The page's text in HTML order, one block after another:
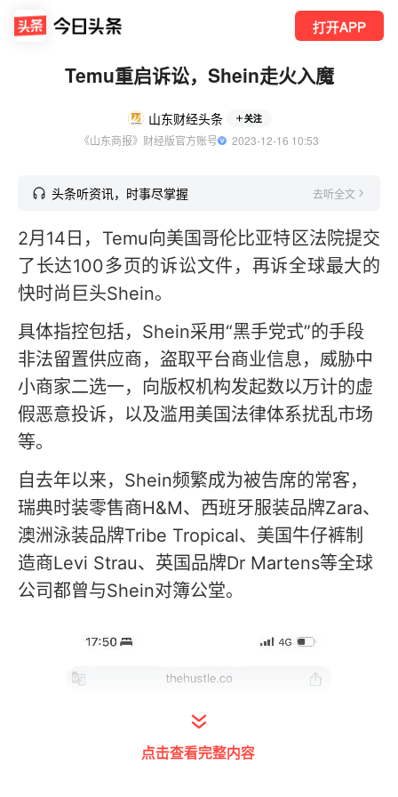
打开APP
Temu重启诉讼，Shein走火入魔
山东财经头条 关注
《山东商报》财经版官方账号
  2023-12-16 10:53
头条听资讯，时事尽掌握 去听全文
2月14日，Temu向美国哥伦比亚特区法院提交
了长达100多页的诉讼文件，再诉全球最大的
快时尚巨头Shein。
具体指控包括，Shein采用“黑手党式”的手段
非法留置供应商，盗取平台商业信息，威胁中
小商家二选一，向版权机构发起数以万计的虚
假恶意投诉，以及滥用美国法律体系扰乱市场
等。
自去年以来，Shein频繁成为被告席的常客，
瑞典时装零售商H&M、西班牙服装品牌Zara、
澳洲泳装品牌Tribe Tropical、美国牛仔裤制
造商Levi Strau、英国品牌Dr Martens等全球
公司都曾与Shein对簿公堂。
点击查看完整内容